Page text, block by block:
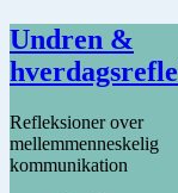
Undren &
Refleksioner over
mellemmenneskelig
kommunikation